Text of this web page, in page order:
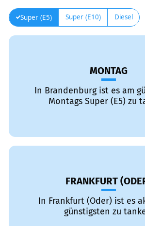
Super (E5) Super (E10) Diesel
MONTAG
In Brandenburg ist es am
Montags Super (E5) zu
FRANKFURT
In Frankfurt (Oder) ist es
günstigsten zu